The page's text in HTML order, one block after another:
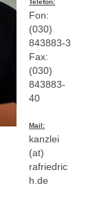
Telefon:
Fon:
(030)
843883-3
Fax:
(030)
843883-
40
Mail:
kanzlei
(at)
rafriedric
h.de